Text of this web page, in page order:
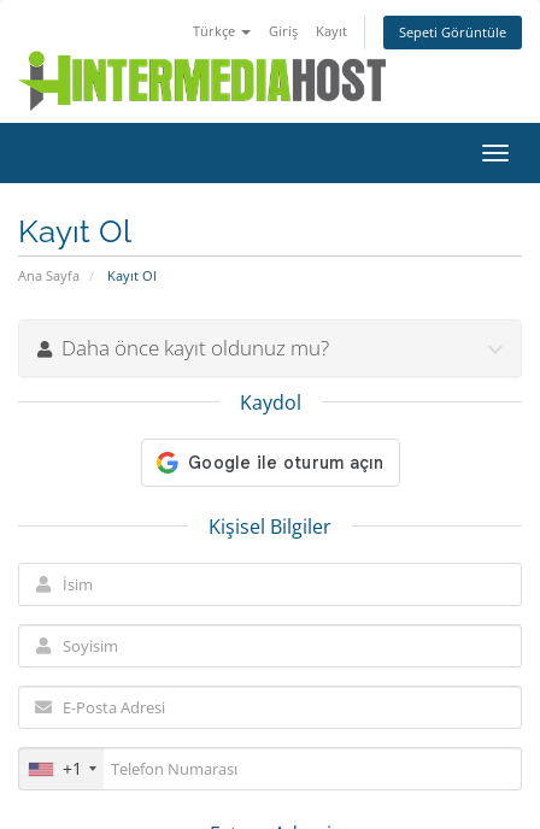
Türkçe Giriş Kayıt Sepeti Görüntüle
Kayıt Ol
Ana Sayfa Kayıt Ol
Daha önce kayıt oldunuz mu?
Kaydol
Kişisel Bilgiler
+1